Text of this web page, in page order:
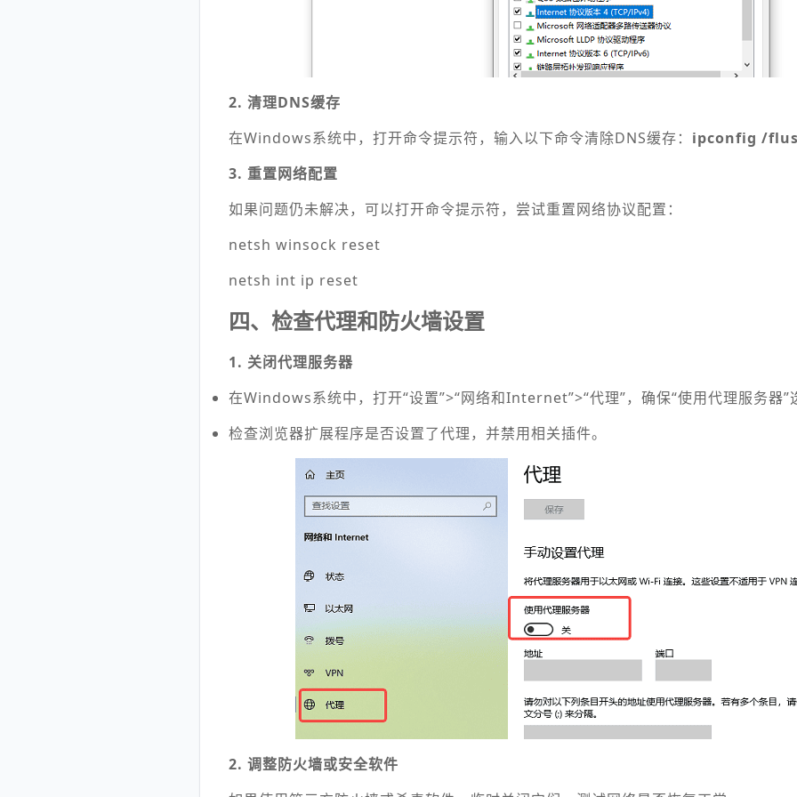
2. 清理DNS缓存
在Windows系统中，打开命令提示符，输入以下命令清除DNS缓存： ipconfig /
3. 重置网络配置
如果问题仍未解决，可以打开命令提示符， 尝试重置网络协议配置：
netsh winsock reset
netsh int ip reset
四、检查代理和防火墙设置
1. 关闭代理服务器
在Windows系统中，打开“设置”>“网络和Internet”>“代理”，确保“使用代理服务器”
检查浏览器扩展程序是否设置了代理，并禁用相关插件。
2. 调整防火墙或安全软件